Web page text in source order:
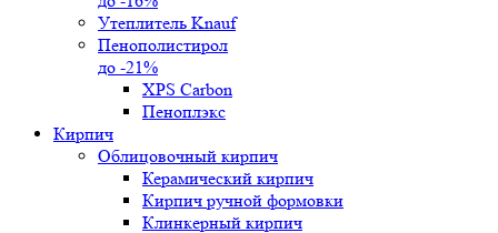
Утеплитель Knauf
Пенополистирол
до -21%
XPS Carbon
Пеноплэкс
Кирпич
Облицовочный кирпич
Керамический кирпич
Кирпич ручной формовки
Клинкерный кирпич